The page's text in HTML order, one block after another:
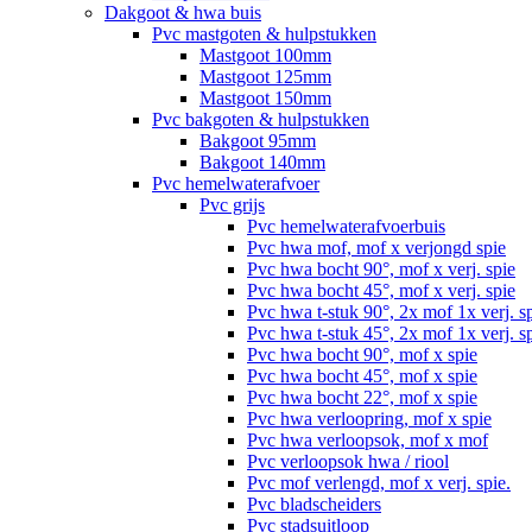
Dakgoot & hwa buis
Pvc mastgoten & hulpstukken
Mastgoot 100mm
Mastgoot 125mm
Mastgoot 150mm
Pvc bakgoten & hulpstukken
Bakgoot 95mm
Bakgoot 140mm
Pvc hemelwaterafvoer
Pvc grijs
Pvc hemelwaterafvoerbuis
Pvc hwa mof, mof x verjongd spie
Pvc hwa bocht 90°, mof x verj. spie
Pvc hwa bocht 45°, mof x verj. spie
Pvc hwa t-stuk 90°, 2x mof 1x verj.
Pvc hwa t-stuk 45°, 2x mof 1x verj.
Pvc hwa bocht 90°, mof x spie
Pvc hwa bocht 45°, mof x spie
Pvc hwa bocht 22°, mof x spie
Pvc hwa verloopring, mof x spie
Pvc hwa verloopsok, mof x mof
Pvc verloopsok hwa / riool
Pvc mof verlengd, mof x verj. spie.
Pvc bladscheiders
Pvc stadsuitloop